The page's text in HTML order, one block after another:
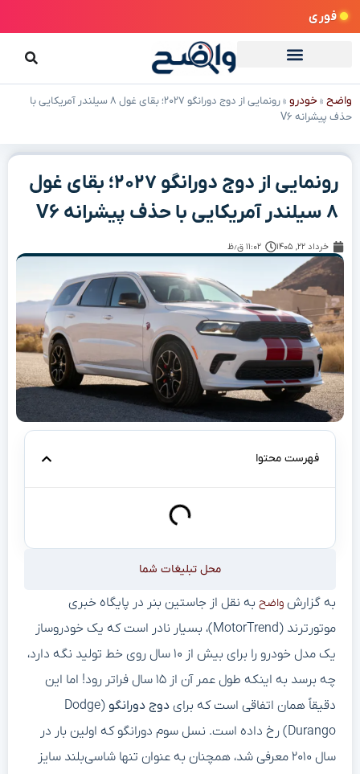
فوری
واضح » خودرو »
رونمایی از دوج دورانگو ۲۰۲۷؛ بقای غول ۸ سیلندر آمریکایی با
حذف پیشرانه V۶
رونمایی از دوج دورانگو ۲۰۲۷؛ بقای غول
۸ سیلندر آمریکایی با حذف پیشرانه V۶
خرداد ۲۲, ۱۴۰۵ ۱۱:۰۲ ق٫ظ
فهرست محتوا
محل تبلیغات شما
به گزارش واضح به نقل از جاستین بنر در پایگاه خبری
موتورترند (MotorTrend)، بسیار نادر است که یک خودروساز
یک مدل خودرو را برای بیش از ۱۰ سال روی خط تولید نگه دارد،
چه برسد به اینکه طول عمر آن از ۱۵ سال فراتر رود! اما این
دقیقاً همان اتفاقی است که برای دوج دورانگو (Dodge
Durango) رخ داده است. نسل سوم دورانگو که اولین بار در
سال ۲۰۱۰ معرفی شد، همچنان به عنوان تنها شاسی‌بلند سایز